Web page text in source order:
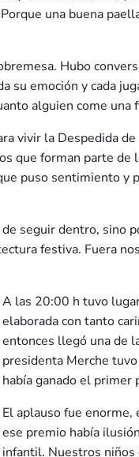
una buena
Hubo
su emoción y cada
alguien come una
vivir la Despedida
que forman parte
puso sentimiento y
seguir dentro, sino
festiva. Fuera
A las 20:00 h tuvo
elaborada con tanto
entonces llegó una de
presidenta Merche
había ganado el primer
El aplauso fue
ese premio había
infantil. Nuestros niños